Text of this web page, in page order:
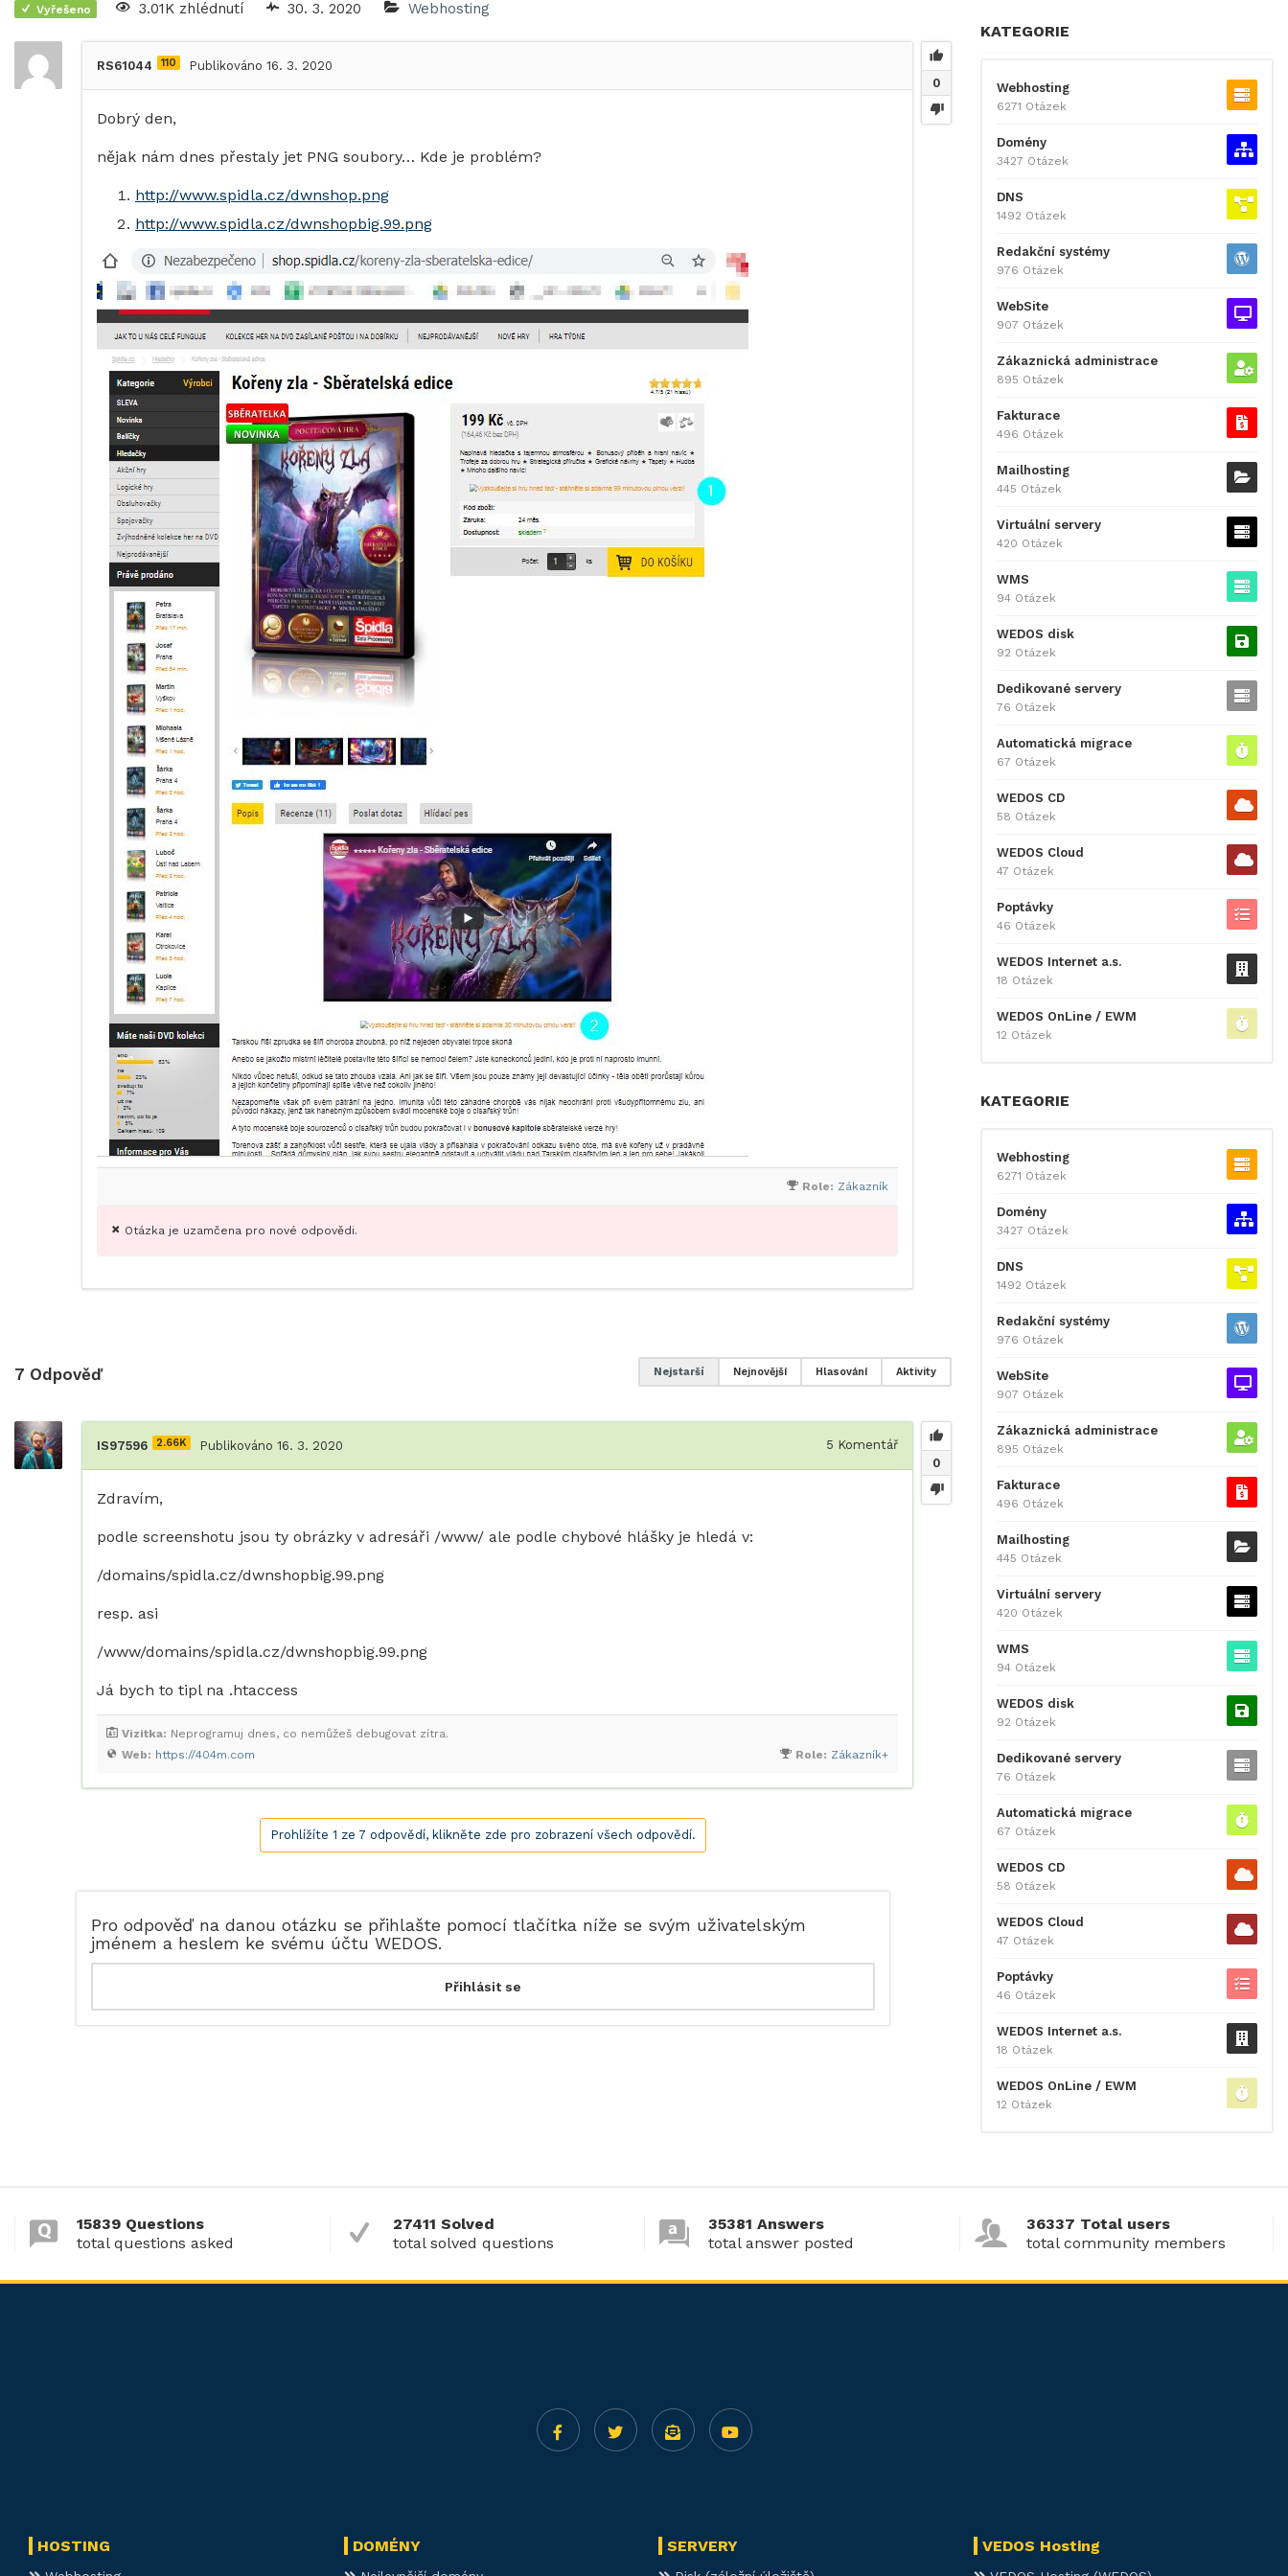
Vyřešeno 3.01K zhlédnutí 30. 3. 2020 Webhosting
0
RS61044 110 Publikováno 16. 3. 2020
Dobrý den,
nějak nám dnes přestaly jet PNG soubory… Kde je problém?
http://www.spidla.cz/dwnshop.png
http://www.spidla.cz/dwnshopbig.99.png
Role: Zákazník
Otázka je uzamčena pro nové odpovědi.
7 Odpověď Aktivity
Hlasování
Nejnovější
Nejstarší
0
IS97596 2.66K Publikováno 16. 3. 2020 5 Komentář
Zdravím,
podle screenshotu jsou ty obrázky v adresáři /www/ ale podle chybové hlášky je hledá v:
/domains/spidla.cz/dwnshopbig.99.png
resp. asi
/www/domains/spidla.cz/dwnshopbig.99.png
Já bych to tipl na .htaccess
Role: Zákazník+
Web: https://404m.com
Vizitka: Neprogramuj dnes, co nemůžeš debugovat zítra.
Prohlížíte 1 ze 7 odpovědí, klikněte zde pro zobrazení všech odpovědí.
Pro odpověď na danou otázku se přihlašte pomocí tlačítka níže se svým uživatelským
jménem a heslem ke svému účtu WEDOS.
KATEGORIE
Webhosting
6271 Otázek
Domény
3427 Otázek
DNS
1492 Otázek
Redakční systémy
976 Otázek
WebSite
907 Otázek
Zákaznická administrace
895 Otázek
Fakturace
496 Otázek
Mailhosting
445 Otázek
Virtuální servery
420 Otázek
WMS
94 Otázek
WEDOS disk
92 Otázek
Dedikované servery
76 Otázek
Automatická migrace
67 Otázek
WEDOS CD
58 Otázek
WEDOS Cloud
47 Otázek
Poptávky
46 Otázek
WEDOS Internet a.s.
18 Otázek
WEDOS OnLine / EWM
12 Otázek
KATEGORIE
Webhosting
6271 Otázek
Domény
3427 Otázek
DNS
1492 Otázek
Redakční systémy
976 Otázek
WebSite
907 Otázek
Zákaznická administrace
895 Otázek
Fakturace
496 Otázek
Mailhosting
445 Otázek
Virtuální servery
420 Otázek
WMS
94 Otázek
WEDOS disk
92 Otázek
Dedikované servery
76 Otázek
Automatická migrace
67 Otázek
WEDOS CD
58 Otázek
WEDOS Cloud
47 Otázek
Poptávky
46 Otázek
WEDOS Internet a.s.
18 Otázek
WEDOS OnLine / EWM
12 Otázek
15839 Questions
total questions asked
27411 Solved
total solved questions
35381 Answers
total answer posted
36337 Total users
total community members
HOSTING DOMÉNY SERVERY VEDOS Hosting